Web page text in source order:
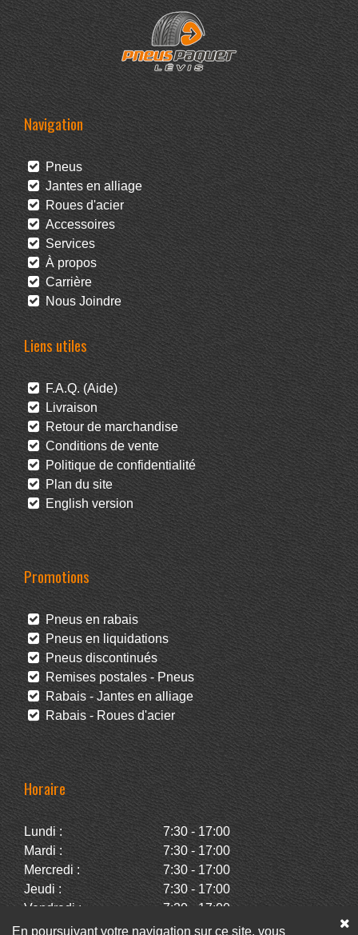
Navigation
Pneus
Jantes en alliage
Roues d'acier
Accessoires
Services
À propos
Carrière
Nous Joindre
Liens utiles
F.A.Q. (Aide)
Livraison
Retour de marchandise
Conditions de vente
Politique de confidentialité
Plan du site
English version
Promotions
Pneus en rabais
Pneus en liquidations
Pneus discontinués
Remises postales - Pneus
Rabais - Jantes en alliage
Rabais - Roues d'acier
Horaire
Lundi :
7:30 - 17:00
Mardi :
7:30 - 17:00
Mercredi :
7:30 - 17:00
Jeudi :
7:30 - 17:00
Vendredi :
7:30 - 17:00
Samedi :
Fermé
En poursuivant votre navigation sur ce site, vous